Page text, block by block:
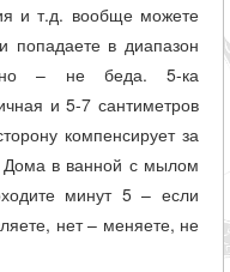
и т.д. вообще можете
попадаете в диапазон
– не беда. 5-ка
и 5-7 сантиметров
компенсирует за
Дома в ванной с мылом
минут 5 – если
нет – меняете, не